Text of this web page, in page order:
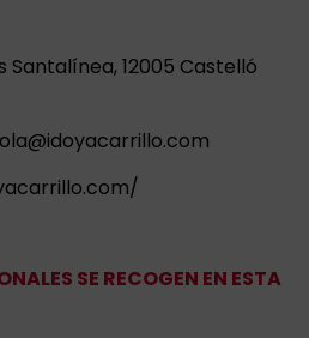
12005 Castelló
SE RECOGEN EN ESTA